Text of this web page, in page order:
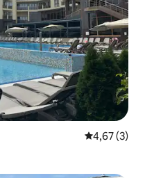
Évaluation
4,67 (3)